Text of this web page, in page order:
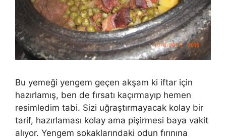
Bu yemeği yengem geçen akşam ki iftar için
hazırlamış, ben de fırsatı kaçırmayıp hemen
resimledim tabi. Sizi uğraştırmayacak kolay bir
tarif, hazırlaması kolay ama pişirmesi baya vakit
alıyor. Yengem sokaklarındaki odun fırınına